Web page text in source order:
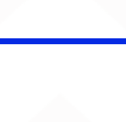
Pacheco e Ubandu